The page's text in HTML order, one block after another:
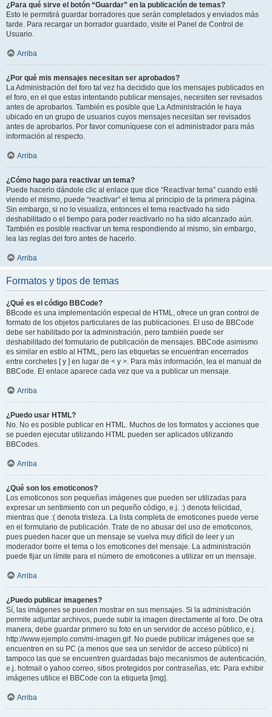
¿Para qué sirve el botón “Guardar” en la publicación de temas?
Esto le permitirá guardar borradores que serán completados y enviados más
tarde. Para recargar un borrador guardado, visite el Panel de Control de
Usuario.
Arriba
¿Por qué mis mensajes necesitan ser aprobados?
La Administración del foro tal vez ha decidido que los mensajes publicados en
el foro, en el que estas intentando publicar mensajes, necesiten ser revisados
antes de aprobarlos. También es posible que La Administración le haya
ubicado en un grupo de usuarios cuyos mensajes necesitan ser revisados
antes de aprobarlos. Por favor comuníquese con el administrador para más
información al respecto.
Arriba
¿Cómo hago para reactivar un tema?
Puede hacerlo dándole clic al enlace que dice “Reactivar tema” cuando esté
viendo el mismo, puede “reactivar” el tema al principio de la primera página.
Sin embargo, si no lo visualiza, entonces el tema reactivado ha sido
deshabilitado o el tiempo para poder reactivarlo no ha sido alcanzado aún.
También es posible reactivar un tema respondiendo al mismo, sin embargo,
lea las reglas del foro antes de hacerlo.
Arriba
Formatos y tipos de temas
¿Qué es el código BBCode?
BBcode es una implementación especial de HTML, ofrece un gran control de
formato de los objetos particulares de las publicaciones. El uso de BBCode
debe ser habilitado por la administración, pero también puede ser
deshabilitado del formulario de publicación de mensajes. BBCode asimismo
es similar en estilo al HTML, pero las etiquetas se encuentran encerrados
entre corchetes [ y ] en lugar de < y >. Para más información, lea el manual de
BBCode. El enlace aparece cada vez que va a publicar un mensaje.
Arriba
¿Puedo usar HTML?
No. No es posible publicar en HTML. Muchos de los formatos y acciones que
se pueden ejecutar utilizando HTML pueden ser aplicados utilizando
BBCodes.
Arriba
¿Qué son los emoticonos?
Los emoticonos son pequeñas imágenes que pueden ser utilizadas para
expresar un sentimiento con un pequeño código, e.j. :) denota felicidad,
mientras que :( denota tristeza. La lista completa de emoticones puede verse
en el formulario de publicación. Trate de no abusar del uso de emoticonos,
pues pueden hacer que un mensaje se vuelva muy difícil de leer y un
moderador borre el tema o los emoticones del mensaje. La administración
puede fijar un límite para el número de emoticones a utilizar en un mensaje.
Arriba
¿Puedo publicar imagenes?
Sí, las imágenes se pueden mostrar en sus mensajes. Si la administración
permite adjuntar archivos, puede subir la imagen directamente al foro. De otra
manera, debe guardar primero su foto en un servidor de acceso público, e.j.
http://www.ejemplo.com/mi-imagen.gif. No puede publicar imágenes que se
encuentren en su PC (a menos que sea un servidor de acceso público) ni
tampoco las que se encuentren guardadas bajo mecanismos de autenticación,
e.j. hotmail o yahoo correo, sitios protegidos por contraseñas, etc. Para exhibir
imágenes utilice el BBCode con la etiqueta [img].
Arriba